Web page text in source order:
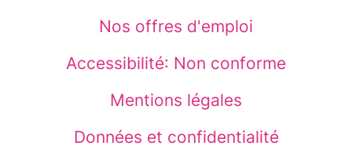
Nos offres d'emploi
Accessibilité: Non conforme
Mentions légales
Données et confidentialité